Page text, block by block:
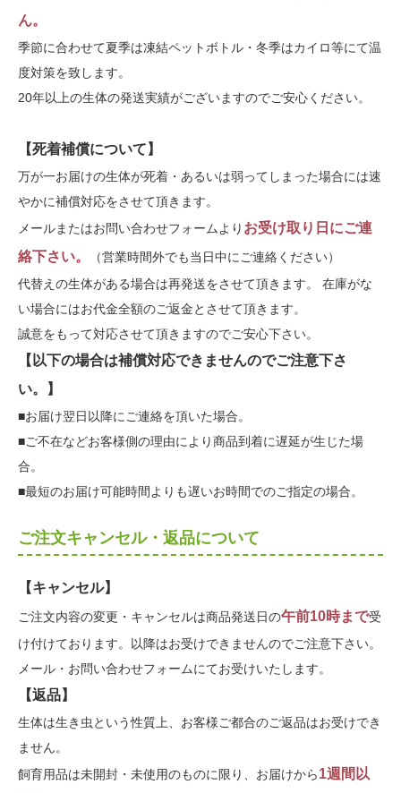
ん。
季節に合わせて夏季は凍結ペットボトル・冬季はカイロ等にて温
度対策を致します。
20年以上の生体の発送実績がございますのでご安心ください。
【死着補償について】
万が一お届けの生体が死着・あるいは弱ってしまった場合には速
やかに補償対応をさせて頂きます。
メールまたはお問い合わせフォームより お受け取り日にご連
絡下さい。
（営業時間外でも当日中にご連絡ください）
代替えの生体がある場合は再発送をさせて頂きます。 在庫がな
い場合にはお代金全額のご返金とさせて頂きます。
誠意をもって対応させて頂きますのでご安心下さい。
【以下の場合は補償対応できませんのでご注意下さ
い。】
■お届け翌日以降にご連絡を頂いた場合。
■ご不在などお客様側の理由により商品到着に遅延が生じた場
合。
■最短のお届け可能時間よりも遅いお時間でのご指定の場合。
ご注文キャンセル・返品について
【キャンセル】
ご注文内容の変更・キャンセルは商品発送日の午前10時まで受
け付けております。以降はお受けできませんのでご注意下さい。
メール・お問い合わせフォームにてお受けいたします。
【返品】
生体は生き虫という性質上、お客様ご都合のご返品はお受けでき
ません。
飼育用品は未開封・未使用のものに限り、お届けから1週間以